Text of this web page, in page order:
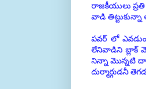
రాజకీయులు
వాడి తిట్టుకున్నా
పవర్ లో
లేనివాడిని బ్లాక్
నిన్నా మొన్నటి
దుర్మార్గుడనీ